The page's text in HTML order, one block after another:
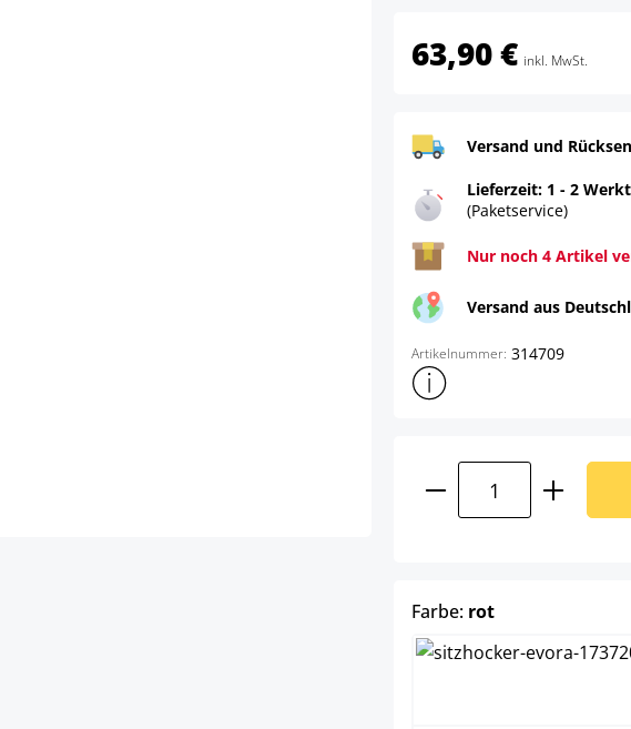
63,90 € inkl. MwSt.
Versand und
Lieferzeit: 1 - 2
(Paketservice)
Nur noch 4 Artikel
Versand aus
Artikelnummer: 314709
Weitere
Produkt Anzahl:
Farbe: rotauswählen